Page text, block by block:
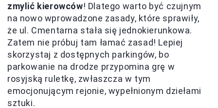
zmylić kierowców! Dlatego warto być czujnym
na nowo wprowadzone zasady, które sprawiły,
że ul. Cmentarna stała się jednokierunkowa.
Zatem nie próbuj tam łamać zasad! Lepiej
skorzystaj z dostępnych parkingów, bo
parkowanie na drodze przypomina grę w
rosyjską ruletkę, zwłaszcza w tym
emocjonującym rejonie, wypełnionym dziełami
sztuki.